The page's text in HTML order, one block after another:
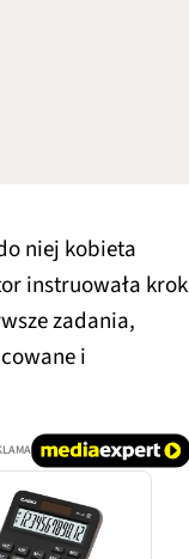
niej kobieta
instruowała krok
zadania,
i